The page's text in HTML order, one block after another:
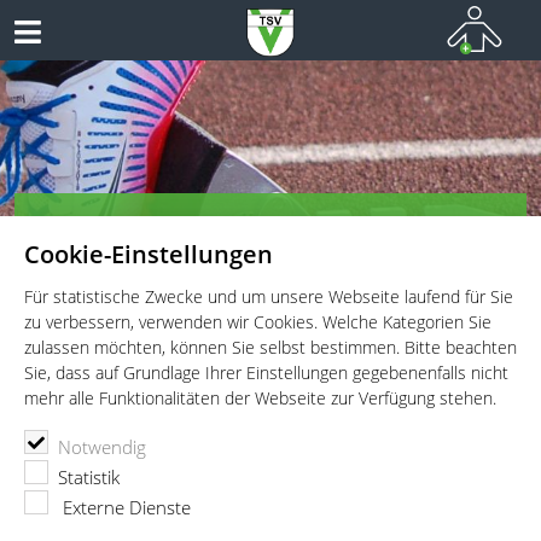
Cookie-Einstellungen
Für statistische Zwecke und um unsere Webseite laufend für Sie
zu verbessern, verwenden wir Cookies. Welche Kategorien Sie
zulassen möchten, können Sie selbst bestimmen. Bitte beachten
Sie, dass auf Grundlage Ihrer Einstellungen gegebenenfalls nicht
mehr alle Funktionalitäten der Webseite zur Verfügung stehen.
Notwendig
Statistik
Externe Dienste
Leichtathletik für Wettkämpfer, Leistungssportler und
Freitzeitathleten
TSV Vaterstetten e.V.
18. Internationaler Jedermann/-frau Zehnkampf
18. Internationaler Jedermann/-frau